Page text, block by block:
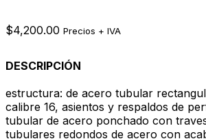
$4,200.00 Precios + IVA
DESCRIPCIÓN
estructura: de acero tubular
calibre 16, asientos y respaldos de
tubular de acero ponchado con
tubulares redondos de acero con